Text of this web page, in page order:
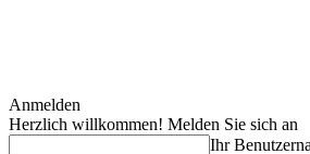
Anmelden
Herzlich willkommen! Melden Sie sich an
Ihr